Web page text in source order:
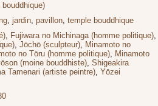
, jardin, pavillon, temple bouddhique
, Fujiwara no Michinaga (homme politique),
, Jōchō (sculpteur), Minamoto no
no Tōru (homme politique), Minamoto
(moine bouddhiste), Shigeakira
Tamenari (artiste peintre), Yōzei